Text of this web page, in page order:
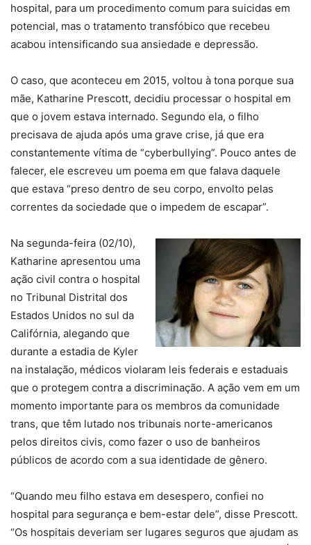
hospital, para um procedimento comum para suicidas em
potencial, mas o tratamento transfóbico que recebeu
acabou intensificando sua ansiedade e depressão.
O caso, que aconteceu em 2015, voltou à tona porque sua
mãe, Katharine Prescott, decidiu processar o hospital em
que o jovem estava internado. Segundo ela, o filho
precisava de ajuda após uma grave crise, já que era
constantemente vítima de “cyberbullying”. Pouco antes de
falecer, ele escreveu um poema em que falava daquele
que estava “preso dentro de seu corpo, envolto pelas
correntes da sociedade que o impedem de escapar”.
Na segunda-feira (02/10),
Katharine apresentou uma
ação civil contra o hospital
no Tribunal Distrital dos
Estados Unidos no sul da
Califórnia, alegando que
durante a estadia de Kyler
na instalação, médicos violaram leis federais e estaduais
que o protegem contra a discriminação. A ação vem em um
momento importante para os membros da comunidade
trans, que têm lutado nos tribunais norte-americanos
pelos direitos civis, como fazer o uso de banheiros
públicos de acordo com a sua identidade de gênero.
“Quando meu filho estava em desespero, confiei no
hospital para segurança e bem-estar dele”, disse Prescott.
“Os hospitais deveriam ser lugares seguros que ajudam as